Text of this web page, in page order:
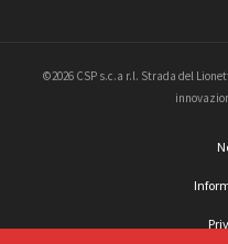
©2026 CSP s.c.a r.l. Strada del